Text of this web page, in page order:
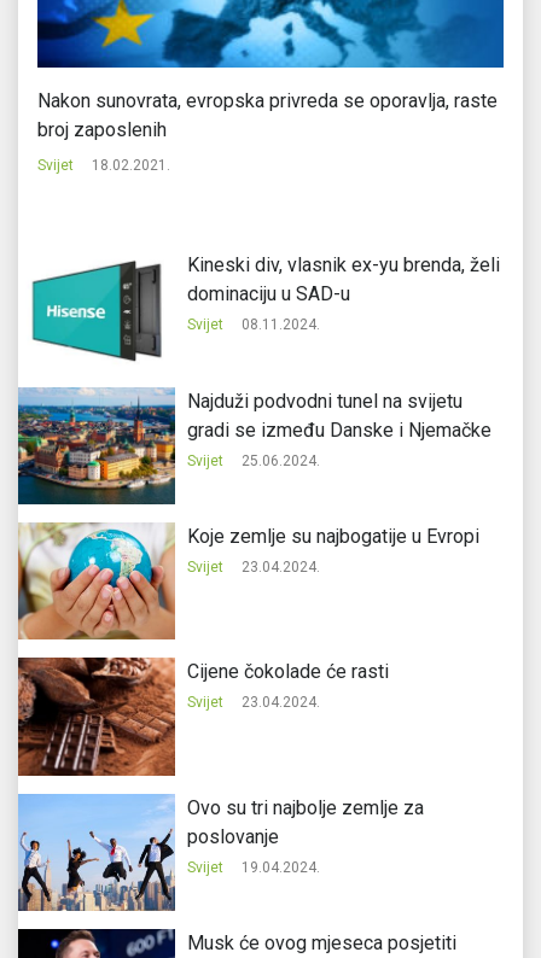
Nakon sunovrata, evropska privreda se oporavlja, raste
broj zaposlenih
Svijet 18.02.2021.
Kineski div, vlasnik ex-yu brenda, želi
dominaciju u SAD-u
Svijet 08.11.2024.
Najduži podvodni tunel na svijetu
gradi se između Danske i Njemačke
Svijet 25.06.2024.
Koje zemlje su najbogatije u Evropi
Svijet 23.04.2024.
Cijene čokolade će rasti
Svijet 23.04.2024.
Ovo su tri najbolje zemlje za
poslovanje
Svijet 19.04.2024.
Musk će ovog mjeseca posjetiti